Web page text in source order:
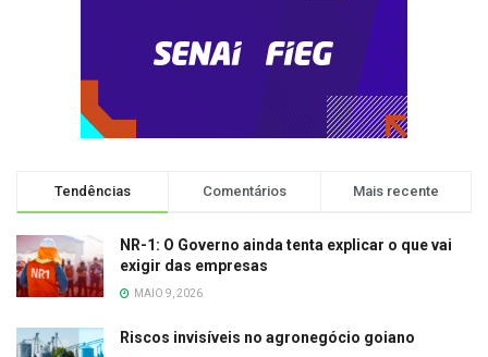
Tendências Comentários Mais recente
NR-1: O Governo ainda tenta explicar o que vai
exigir das empresas
MAIO 9, 2026
Riscos invisíveis no agronegócio goiano